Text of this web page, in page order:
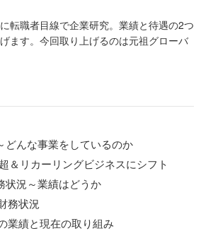
転職者目線で企業研究。業績と待遇の2つ
ます。今回取り上げるのは元祖グローバ
どんな事業をしているのか
＆リカーリングビジネスにシフト
状況～業績はどうか
務状況
業績と現在の取り組み